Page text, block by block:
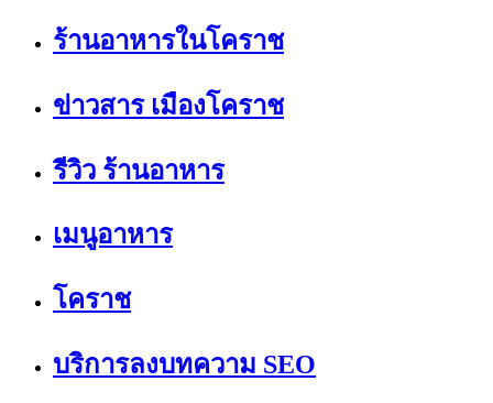
ร้านอาหารในโคราช
ข่าวสาร เมืองโคราช
รีวิว ร้านอาหาร
เมนูอาหาร
โคราช
บริการลงบทความ SEO